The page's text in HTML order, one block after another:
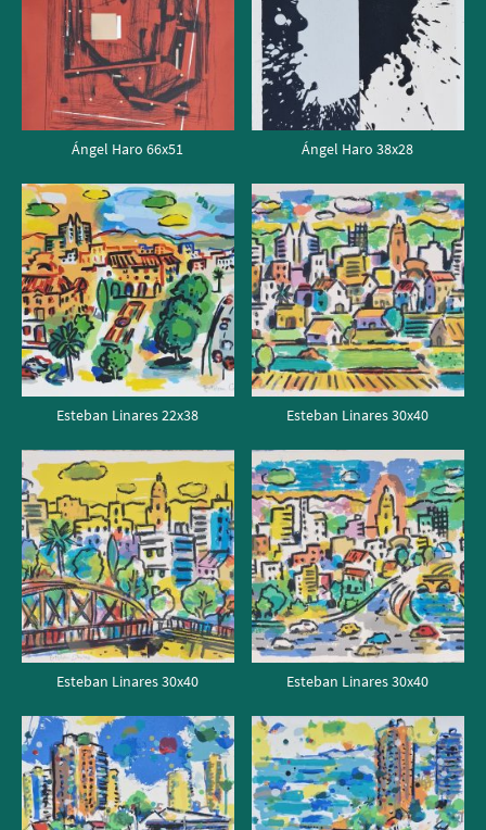
Ángel Haro 66x51 Ángel Haro 38x28
Esteban Linares 22x38 Esteban Linares 30x40
Esteban Linares 30x40 Esteban Linares 30x40